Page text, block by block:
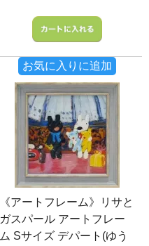
お気に入りに追加
《アートフレーム》リサと
ガスパール アートフレー
ム Sサイズ デパート(ゆう